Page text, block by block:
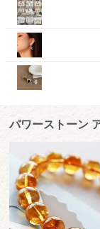
パワーストーン